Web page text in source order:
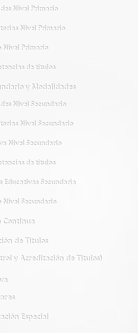
Nivel Primario
Nivel Primario
Nivel Primario
de títulos
y Modalidades
Nivel Secundario
Nivel Secundario
Nivel Secundario
de títulos
Educativas Secundaria
Nivel Secundario
Continua
de Títulos
y Acreditación de Títulos)
Especial